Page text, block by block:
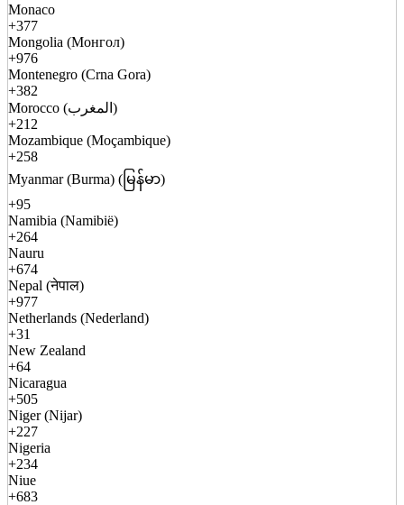
Monaco
+377
Mongolia (Монгол)
+976
Montenegro (Crna Gora)
+382
Morocco (المغرب)
+212
Mozambique (Moçambique)
+258
Myanmar (Burma) (မြန်မာ)
+95
Namibia (Namibië)
+264
Nauru
+674
Nepal (नेपाल)
+977
Netherlands (Nederland)
+31
New Zealand
+64
Nicaragua
+505
Niger (Nijar)
+227
Nigeria
+234
Niue
+683